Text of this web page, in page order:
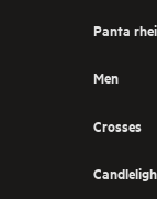
Panta
Men
Crosses